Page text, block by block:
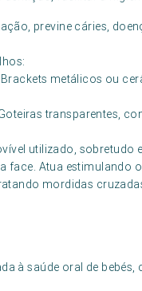
previne cáries,
metálicos ou
transparentes,
utilizado, sobretudo
face. Atua estimulando
mordidas
à saúde oral de bebés,